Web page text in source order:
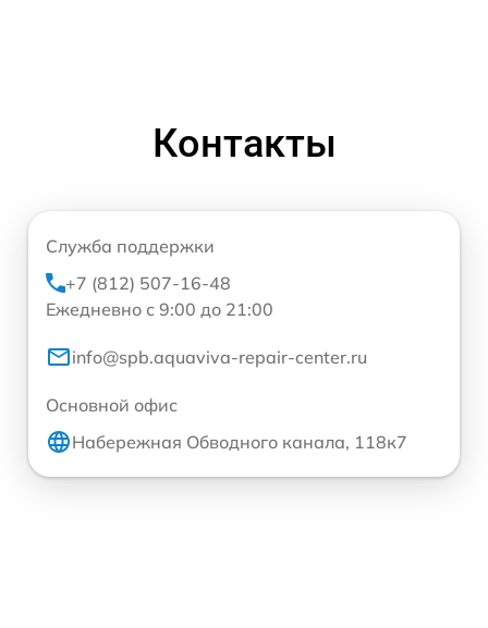
Контакты
Служба поддержки
+7 (812) 507-16-48
Ежедневно с 9:00 до 21:00
info@spb.aquaviva-repair-center.ru
Основной офис
Набережная Обводного канала, 118к7